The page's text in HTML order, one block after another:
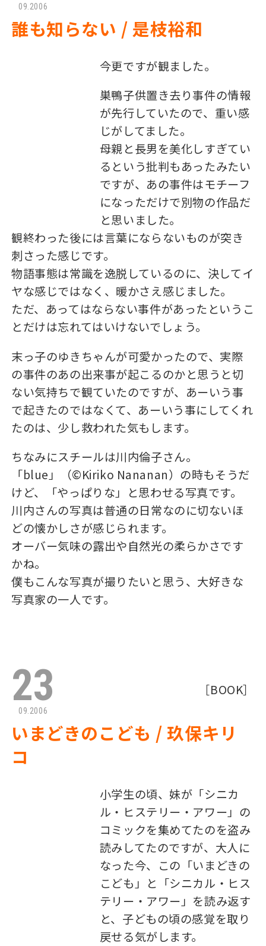
09.2006
誰も知らない / 是枝裕和
今更ですが観ました。
巣鴨子供置き去り事件の情報
が先行していたので、重い感
じがしてました。
母親と長男を美化しすぎてい
るという批判もあったみたい
ですが、あの事件はモチーフ
になっただけで別物の作品だ
と思いました。
観終わった後には言葉にならないものが突き
刺さった感じです。
物語事態は常識を逸脱しているのに、決してイ
ヤな感じではなく、暖かさえ感じました。
ただ、あってはならない事件があったというこ
とだけは忘れてはいけないでしょう。
末っ子のゆきちゃんが可愛かったので、実際
の事件のあの出来事が起こるのかと思うと切
ない気持ちで観ていたのですが、あーいう事
で起きたのではなくて、あーいう事にしてくれ
たのは、少し救われた気もします。
ちなみにスチールは川内倫子さん。
「blue」（©Kiriko Nananan）の時もそうだ
けど、「やっぱりな」と思わせる写真です。
川内さんの写真は普通の日常なのに切ないほ
どの懐かしさが感じられます。
オーバー気味の露出や自然光の柔らかさです
かね。
僕もこんな写真が撮りたいと思う、大好きな
写真家の一人です。
23
09.2006
［BOOK］
いまどきのこども / 玖保キリ
コ
小学生の頃、妹が「シニカ
ル・ヒステリー・アワー」の
コミックを集めてたのを盗み
読みしてたのですが、大人に
なった今、この「いまどきの
こども」と「シニカル・ヒス
テリー・アワー」を読み返す
と、子どもの頃の感覚を取り
戻せる気がします。